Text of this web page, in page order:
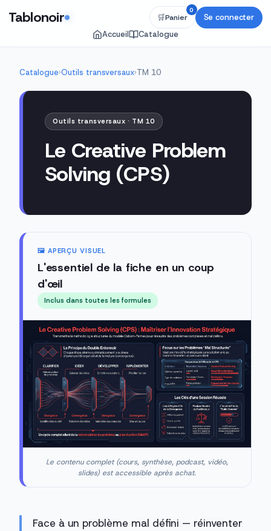
Tablonoir
Accueil Catalogue
🛒Panier
0
Se connecter
Catalogue›Outils transversaux›TM 10
Outils transversaux · TM 10
Le Creative Problem
Solving (CPS)
🖼️ APERÇU VISUEL
L'essentiel de la fiche en un coup
d'œil
Inclus dans toutes les formules
Le contenu complet (cours, synthèse, podcast, vidéo,
slides) est accessible après achat.
Face à un problème mal défini — réinventer